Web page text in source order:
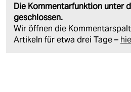
Die Kommentarfunktion unter
geschlossen.
Wir öffnen die
Artikeln für etwa drei Tage –